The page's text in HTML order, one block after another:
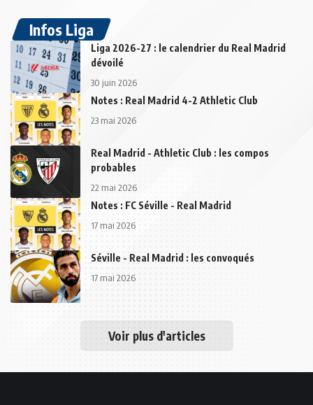
Infos Liga
Liga 2026-27 : le calendrier du Real Madrid
dévoilé
30 juin 2026
Notes : Real Madrid 4-2 Athletic Club
23 mai 2026
Real Madrid - Athletic Club : les compos
probables
22 mai 2026
Notes : FC Séville - Real Madrid
17 mai 2026
Séville - Real Madrid : les convoqués
17 mai 2026
Voir plus d'articles